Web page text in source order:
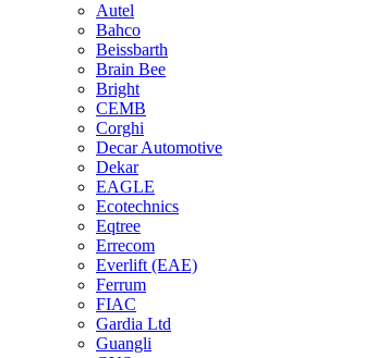
Autel
Bahco
Beissbarth
Brain Bee
Bright
CEMB
Corghi
Decar Automotive
Dekar
EAGLE
Ecotechnics
Eqtree
Errecom
Everlift (EAE)
Ferrum
FIAC
Gardia Ltd
Guangli